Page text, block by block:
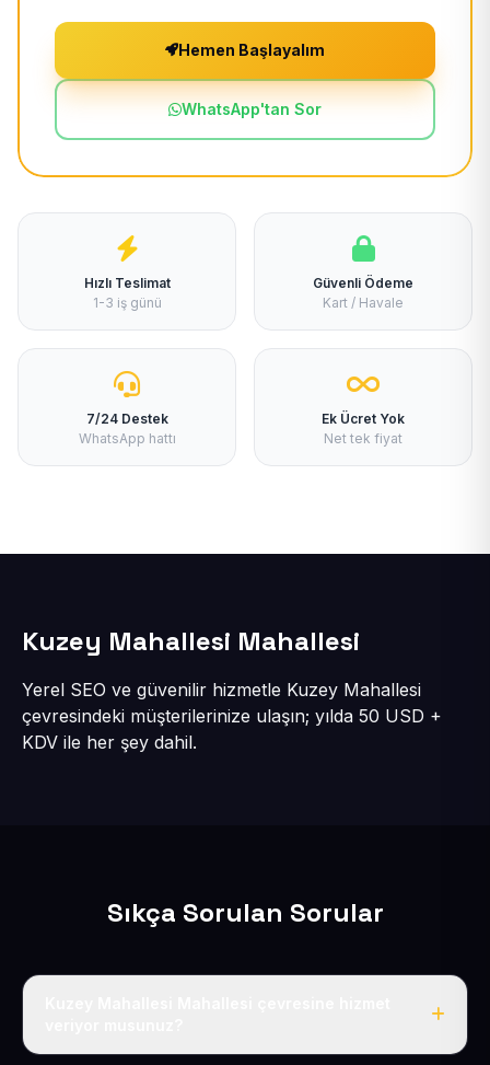
Hemen Başlayalım
WhatsApp'tan Sor
Hızlı Teslimat
1-3 iş günü
Güvenli Ödeme
Kart / Havale
7/24 Destek
WhatsApp hattı
Ek Ücret Yok
Net tek fiyat
Kuzey Mahallesi Mahallesi
Yerel SEO ve güvenilir hizmetle Kuzey Mahallesi
çevresindeki müşterilerinize ulaşın; yılda 50 USD +
KDV ile her şey dahil.
Sıkça Sorulan Sorular